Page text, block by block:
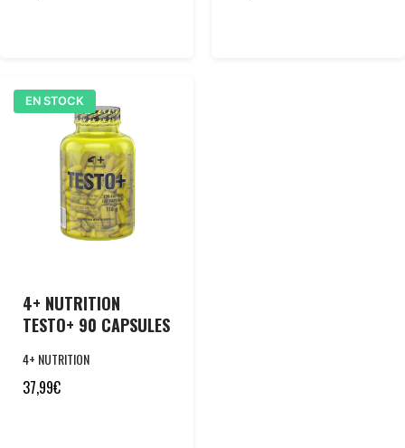
EN STOCK
4+ NUTRITION
TESTO+ 90 CAPSULES
4+ NUTRITION
37,99€